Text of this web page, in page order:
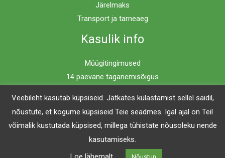
Järelmaks
Transport ja tarneaeg
Kasulik info
Müügitingimused
14 päevane taganemisõigus
Copyright © 2026 Mööblimaailm | Powered by Mööblimaailm
Veebileht kasutab küpsiseid. Jätkates külastamist sellel saidil,
nõustute, et kogume küpsiseid Teie seadmes. Igal ajal on Teil
võimalik kustutada küpsised, millega tühistate nõusoleku nende
kasutamiseks.